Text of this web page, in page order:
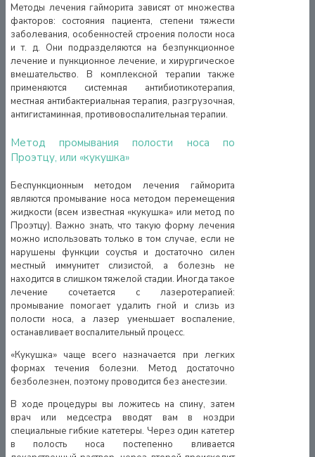
Методы лечения гайморита зависят от множества
факторов: состояния пациента, степени тяжести
заболевания, особенностей строения полости носа
и т. д. Они подразделяются на безпункционное
лечение и пункционное лечение, и хирургическое
вмешательство. В комплексной терапии также
применяются системная антибиотикотерапия,
местная антибактериальная терапия, разгрузочная,
антигистаминная, противовоспалительная терапии.
Метод промывания полости носа по
Проэтцу, или «кукушка»
Беспункционным методом лечения гайморита
являются промывание носа методом перемещения
жидкости (всем известная «кукушка» или метод по
Проэтцу). Важно знать, что такую форму лечения
можно использовать только в том случае, если не
нарушены функции соустья и достаточно силен
местный иммунитет слизистой, а болезнь не
находится в слишком тяжелой стадии. Иногда такое
лечение сочетается с лазеротерапией:
промывание помогает удалить гной и слизь из
полости носа, а лазер уменьшает воспаление,
останавливает воспалительный процесс.
«Кукушка» чаще всего назначается при легких
формах течения болезни. Метод достаточно
безболезнен, поэтому проводится без анестезии.
В ходе процедуры вы ложитесь на спину, затем
врач или медсестра вводят вам в ноздри
специальные гибкие катетеры. Через один катетер
в полость носа постепенно вливается